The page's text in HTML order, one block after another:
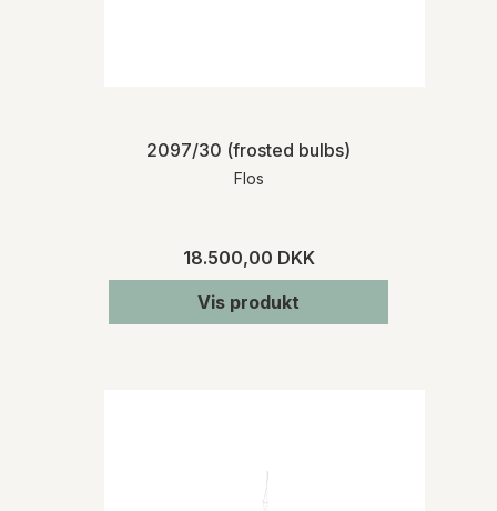
2097/30 (frosted bulbs)
Flos
18.500,00 DKK
Vis produkt